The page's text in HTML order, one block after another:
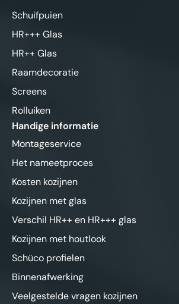
Schuifpuien
HR+++ Glas
HR++ Glas
Raamdecoratie
Screens
Rolluiken
Handige informatie
Montageservice
Het nameetproces
Kosten kozijnen
Kozijnen met glas
Verschil HR++ en HR+++ glas
Kozijnen met houtlook
Schüco profielen
Binnenafwerking
Veelgestelde vragen kozijnen